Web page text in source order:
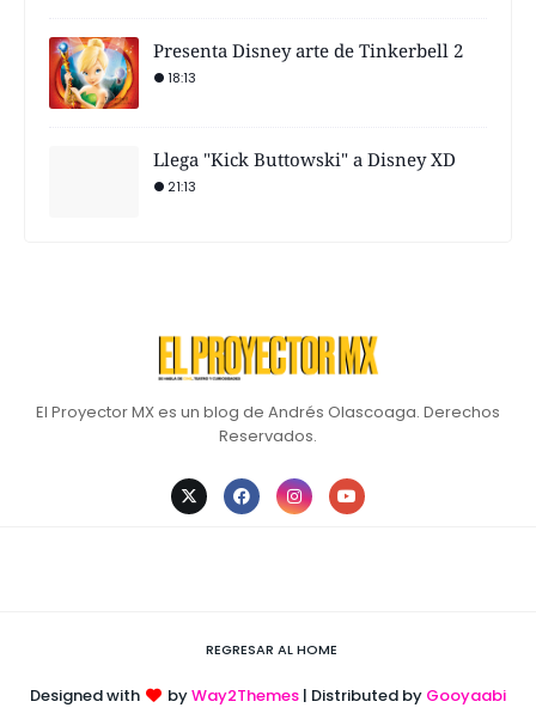
Presenta Disney arte de Tinkerbell 2
18:13
Llega "Kick Buttowski" a Disney XD
21:13
El Proyector MX es un blog de Andrés Olascoaga. Derechos
Reservados.
REGRESAR AL HOME
Designed with byWay2Themes | Distributed by Gooyaabi